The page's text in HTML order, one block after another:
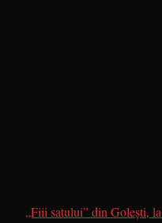
„Fiii satului” din Golești,